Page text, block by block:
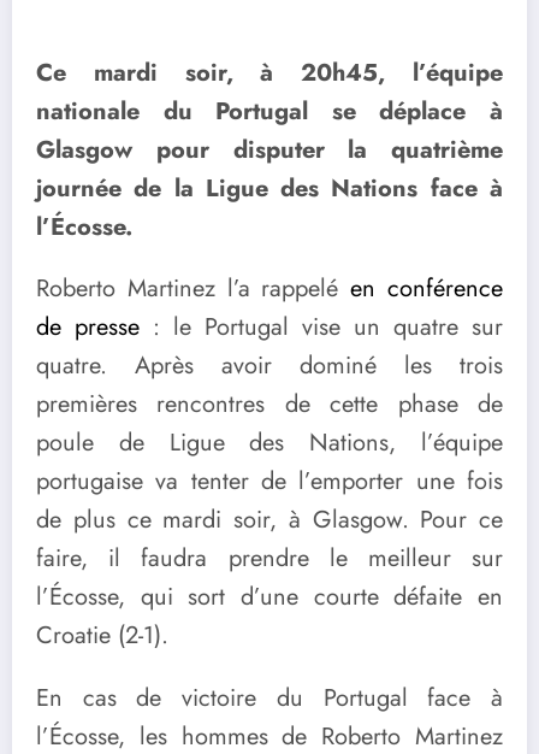
Ce mardi soir, à 20h45, l’équipe
nationale du Portugal se déplace à
Glasgow pour disputer la quatrième
journée de la Ligue des Nations face à
l’Écosse.
Roberto Martinez l’a rappeléen conférence
de presse : le Portugal vise un quatre sur
quatre. Après avoir dominé les trois
premières rencontres de cette phase de
poule de Ligue des Nations, l’équipe
portugaise va tenter de l’emporter une fois
de plus ce mardi soir, à Glasgow. Pour ce
faire, il faudra prendre le meilleur sur
l’Écosse, qui sort d’une courte défaite en
Croatie (2-1).
En cas de victoire du Portugal face à
l’Écosse, les hommes de Roberto Martinez